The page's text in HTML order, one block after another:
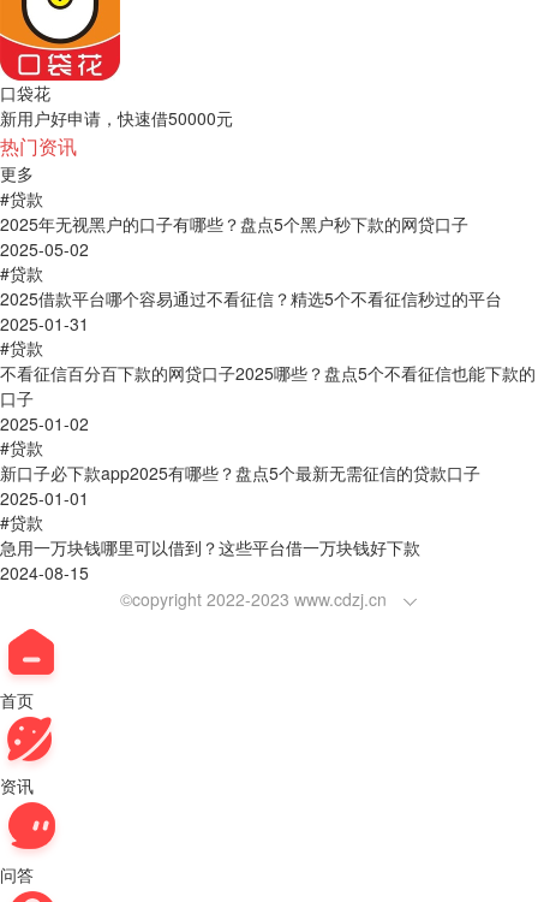
口袋花
新用户好申请，快速借50000元
热门资讯
更多
#贷款
2025年无视黑户的口子有哪些？盘点5个黑户秒下款的网贷口子
2025-05-02
#贷款
2025借款平台哪个容易通过不看征信？精选5个不看征信秒过的平台
2025-01-31
#贷款
不看征信百分百下款的网贷口子2025哪些？盘点5个不看征信也能下款的
口子
2025-01-02
#贷款
新口子必下款app2025有哪些？盘点5个最新无需征信的贷款口子
2025-01-01
#贷款
急用一万块钱哪里可以借到？这些平台借一万块钱好下款
2024-08-15
©copyright 2022-2023 www.cdzj.cn
首页
资讯
问答